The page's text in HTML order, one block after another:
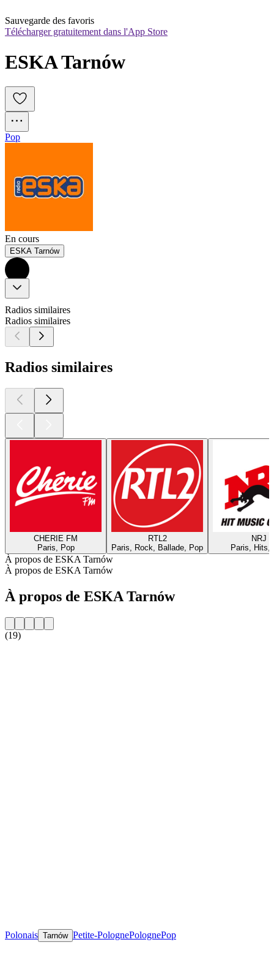
Sauvegarde des favoris
Télécharger gratuitement dans l'App Store
ESKA Tarnów
Pop
En cours
ESKA Tarnów
Radios similaires
Radios similaires
Radios similaires
CHERIE FM
Paris, Pop
RTL2
Paris, Rock, Ballade, Pop
NRJ
Paris, Hits,
À propos de ESKA Tarnów
À propos de ESKA Tarnów
À propos de ESKA Tarnów
(19)
Polonais Tarnów Petite-PolognePolognePop